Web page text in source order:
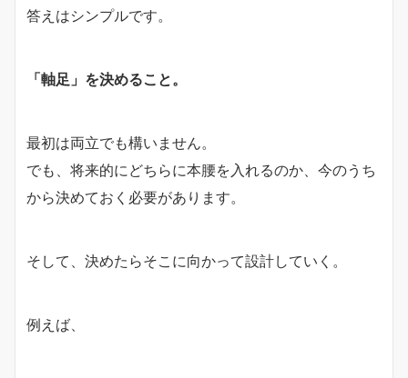
答えはシンプルです。
「軸足」を決めること。
最初は両立でも構いません。
でも、将来的にどちらに本腰を入れるのか、今のうち
から決めておく必要があります。
そして、決めたらそこに向かって設計していく。
例えば、